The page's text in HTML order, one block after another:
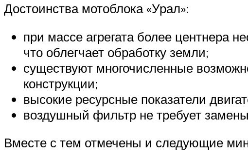
Достоинства мотоблока «Урал»:
при массе агрегата более центнера
что облегчает обработку земли;
существуют многочисленные
конструкции;
высокие ресурсные показатели
воздушный фильтр не требует
Вместе с тем отмечены и следующие